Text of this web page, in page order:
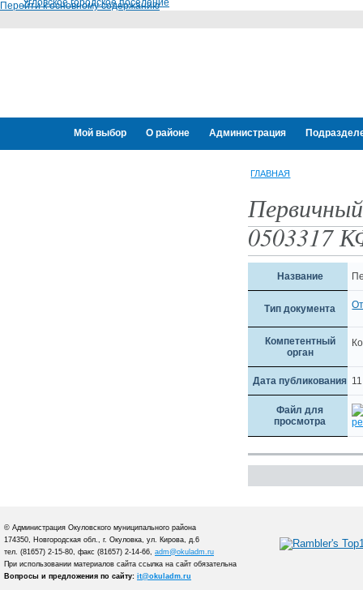
Перейти к основному содержанию
Угловское городское поселение
Мой выбор О районе Администрация
ГЛАВНАЯ
0503317
Название
Тип документа
Компетентный
орган
Дата публикования
Файл для
просмотра
© Администрация Окуловского муниципального района
174350, Новгородская обл., г. Окуловка, ул. Кирова, д.6
тел. (81657) 2-15-80, факс (81657) 2-14-66, adm@okuladm.ru
При использовании материалов сайта ссылка на сайт обязательна
Вопросы и предложения по сайту: it@okuladm.ru